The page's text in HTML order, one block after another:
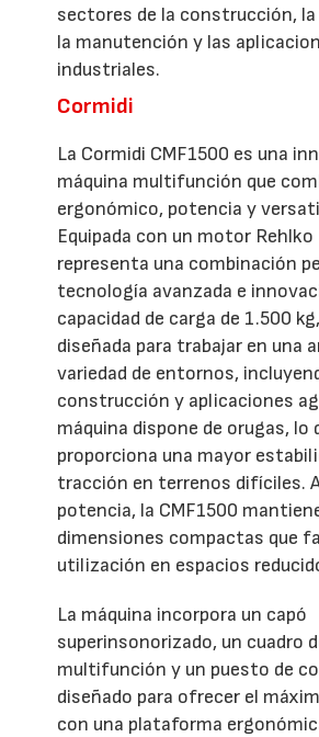
sectores de la construcción,
la manutención y las
industriales.
Cormidi
La Cormidi CMF1500 es una
máquina multifunción que
ergonómico, potencia y
Equipada con un motor Rehlko
representa una combinación
tecnología avanzada e
capacidad de carga de 1.500
diseñada para trabajar en una
variedad de entornos,
construcción y aplicaciones
máquina dispone de orugas, lo
proporciona una mayor
tracción en terrenos difíciles.
potencia, la CMF1500
dimensiones compactas que
utilización en espacios
La máquina incorpora un capó
superinsonorizado, un cuadro
multifunción y un puesto de
diseñado para ofrecer el
con una plataforma